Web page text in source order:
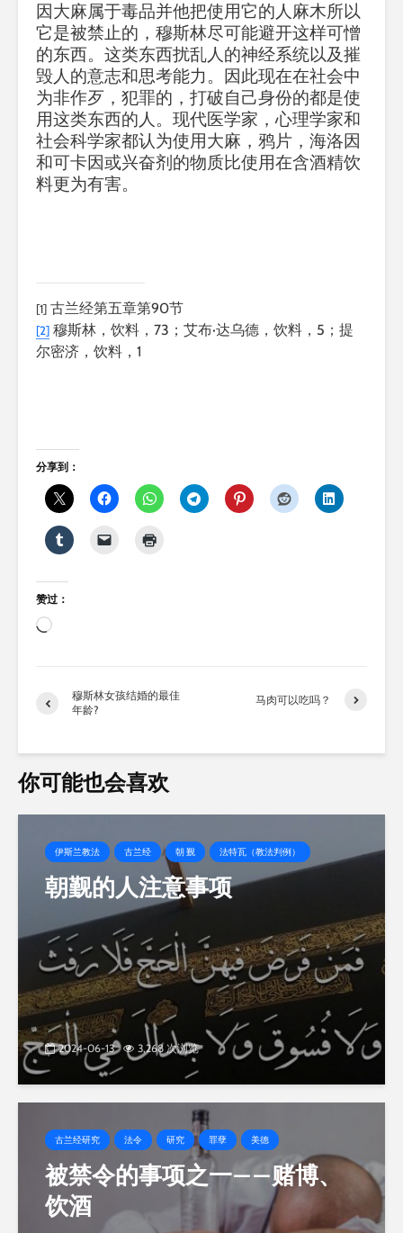
因大麻属于毒品并他把使用它的人麻木所以
它是被禁止的，穆斯林尽可能避开这样可憎
的东西。这类东西扰乱人的神经系统以及摧
毁人的意志和思考能力。因此现在在社会中
为非作歹，犯罪的，打破自己身份的都是使
用这类东西的人。现代医学家，心理学家和
社会科学家都认为使用大麻，鸦片，海洛因
和可卡因或兴奋剂的物质比使用在含酒精饮
料更为有害。
[1] 古兰经第五章第90节
[2] 穆斯林，饮料，73；艾布·达乌德，饮料，5；提
尔密济，饮料，1
分享到：
赞过：
正
载…穆斯林女孩结婚的最佳
年龄?
马肉可以吃吗？
你可能也会喜欢
伊斯兰教法 古兰经 朝 觐 法特瓦（教法判例）
朝觐的人注意事项
2024-06-13 3,268 次浏览
古兰经研究 法令 研究 罪孽 美德
被禁令的事项之一——赌博、
饮酒